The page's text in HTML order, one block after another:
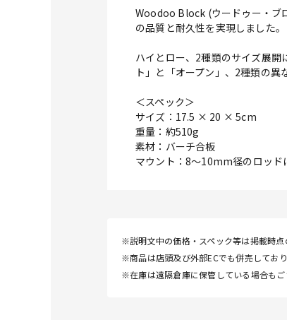
Woodoo Block (ウードゥー・ブ
の品質と耐久性を実現しました。
ハイとロー、2種類のサイズ展
ト」と「オープン」、2種類の異
＜スペック＞
サイズ：17.5 × 20 × 5cm
重量：約510g
素材：バーチ合板
マウント：8～10mm径のロッド
※説明文中の価格・スペック等は掲載時点
※商品は店頭及び外部ECでも併売してお
※在庫は遠隔倉庫に保管している場合もご